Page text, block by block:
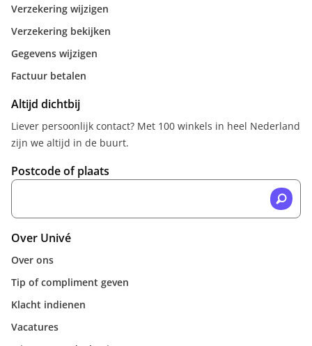
Verzekering wijzigen
Verzekering bekijken
Gegevens wijzigen
Factuur betalen
Altijd dichtbij
Liever persoonlijk contact? Met 100 winkels in heel Nederland
zijn we altijd in de buurt.
Postcode of plaats
Over Univé
Over ons
Tip of compliment geven
Klacht indienen
Vacatures